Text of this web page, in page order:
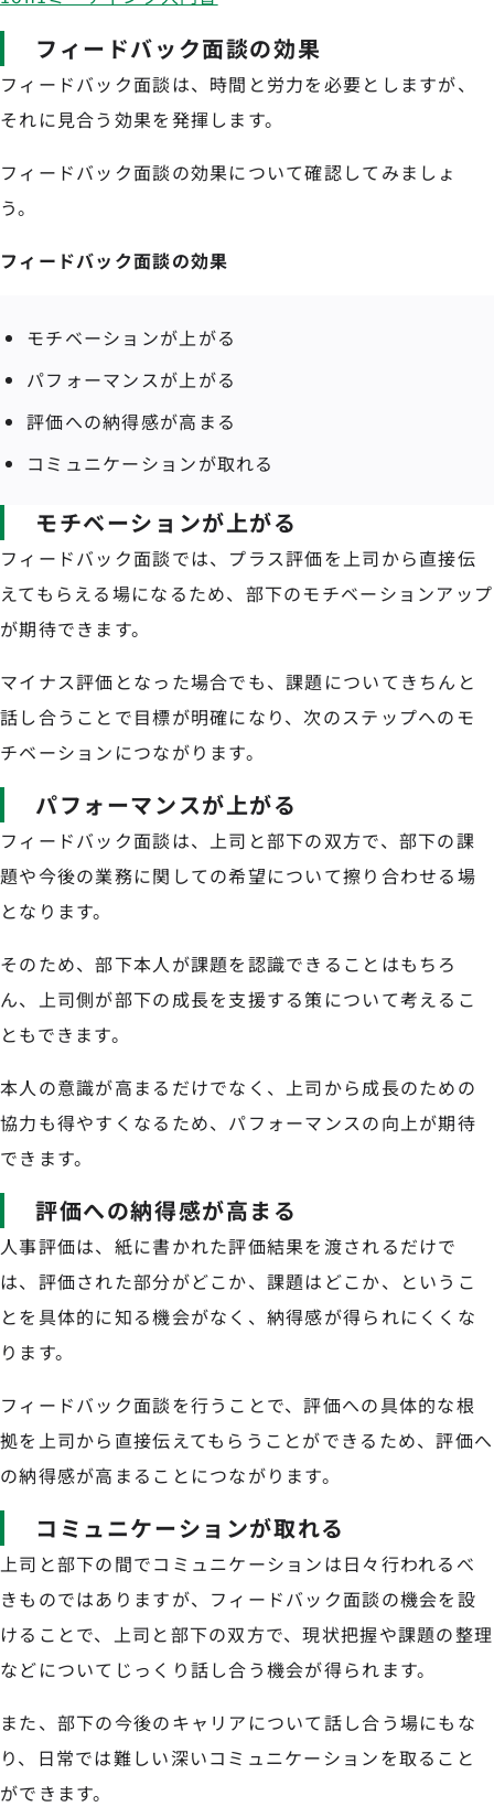
フィードバック面談の効果
フィードバック面談は、時間と労力を必要としますが、
それに見合う効果を発揮します。
フィードバック面談の効果について確認してみましょ
う。
フィードバック面談の効果
モチベーションが上がる
パフォーマンスが上がる
評価への納得感が高まる
コミュニケーションが取れる
モチベーションが上がる
フィードバック面談では、プラス評価を上司から直接伝
えてもらえる場になるため、部下のモチベーションアップ
が期待できます。
マイナス評価となった場合でも、課題についてきちんと
話し合うことで目標が明確になり、次のステップへのモ
チベーションにつながります。
パフォーマンスが上がる
フィードバック面談は、上司と部下の双方で、部下の課
題や今後の業務に関しての希望について擦り合わせる場
となります。
そのため、部下本人が課題を認識できることはもちろ
ん、上司側が部下の成長を支援する策について考えるこ
ともできます。
本人の意識が高まるだけでなく、上司から成長のための
協力も得やすくなるため、パフォーマンスの向上が期待
できます。
評価への納得感が高まる
人事評価は、紙に書かれた評価結果を渡されるだけで
は、評価された部分がどこか、課題はどこか、というこ
とを具体的に知る機会がなく、納得感が得られにくくな
ります。
フィードバック面談を行うことで、評価への具体的な根
拠を上司から直接伝えてもらうことができるため、評価へ
の納得感が高まることにつながります。
コミュニケーションが取れる
上司と部下の間でコミュニケーションは日々行われるべ
きものではありますが、フィードバック面談の機会を設
けることで、上司と部下の双方で、現状把握や課題の整理
などについてじっくり話し合う機会が得られます。
また、部下の今後のキャリアについて話し合う場にもな
り、日常では難しい深いコミュニケーションを取ること
ができます。